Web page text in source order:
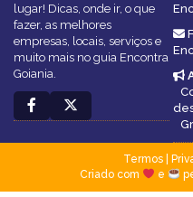
lugar! Dicas, onde ir, o que
fazer, as melhores
empresas, locais, serviços e
muito mais no guia Encontra
Goiania.
Termos|
Criado com
e